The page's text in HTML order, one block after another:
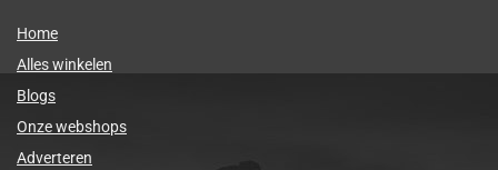
Home
Alles winkelen
Blogs
Onze webshops
Adverteren